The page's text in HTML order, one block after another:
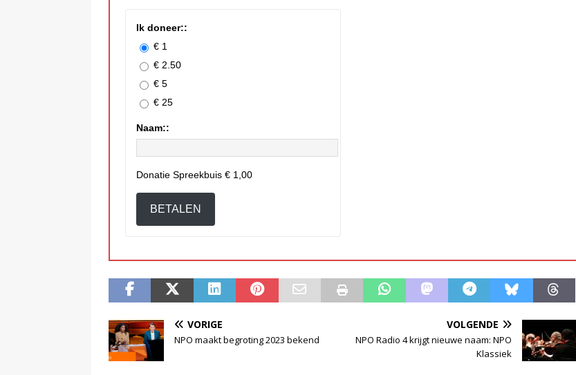
Ik doneer::
€ 1
€ 2.50
€ 5
€ 25
Naam::
Donatie Spreekbuis € 1,00
BETALEN
VORIGE
NPO maakt begroting 2023 bekend
VOLGENDE
NPO Radio 4 krijgt nieuwe naam: NPO
Klassiek